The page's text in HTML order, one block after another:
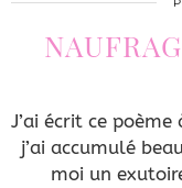
J’ai écrit ce
j’ai accumulé
moi un